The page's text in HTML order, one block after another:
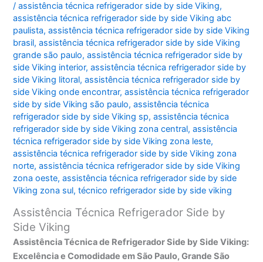
/assistência técnica refrigerador side by side Viking,
assistência técnica refrigerador side by side Viking abc
paulista,assistência técnica refrigerador side by side Viking
brasil,assistência técnica refrigerador side by side Viking
grande são paulo,assistência técnica refrigerador side by
side Viking interior,assistência técnica refrigerador side by
side Viking litoral,assistência técnica refrigerador side by
side Viking onde encontrar,assistência técnica refrigerador
side by side Viking são paulo,assistência técnica
refrigerador side by side Viking sp,assistência técnica
refrigerador side by side Viking zona central,assistência
técnica refrigerador side by side Viking zona leste,
assistência técnica refrigerador side by side Viking zona
norte,assistência técnica refrigerador side by side Viking
zona oeste,assistência técnica refrigerador side by side
Viking zona sul,técnico refrigerador side by side viking
Assistência Técnica Refrigerador Side by
Side Viking
Assistência Técnica de Refrigerador Side by Side Viking:
Excelência e Comodidade em São Paulo, Grande São